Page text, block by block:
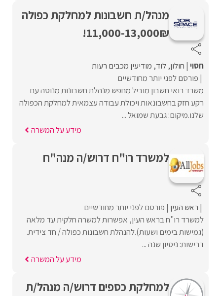
מנהל/ת חשבונות למחלקת כפולה
11,000-13,000₪!
חסוי חולון לוד מודיעין מכבים רעות
פורסם לפני יותר מחודשיים
משרד רואי חשבון מוביל מחפש מנהלת חשבונות מנוסה עם
רקע חזק בחשבונאות ויכולת עבודה עצמאית למחלקת הכפולה
שלנו.מיקום: גבעת שמואל ...
מידע על המשרה
למשרד רו"ח דרוש/ה מנה"ח
ראש העין פורסם לפני יותר מחודשיים
למשרד רו"ח בראש העין, אפשרות למשרה חלקית עד מלאה
(גמישות בימים ושעות).להנהלת חשבונות כפולה / חד צידית.
דרישות: ניסיון שנה ...
מידע על המשרה
למחלקת כספים דרוש/ה מנהל/ת